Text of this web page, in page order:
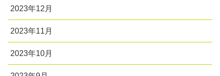
2023年12月
2023年11月
2023年10月